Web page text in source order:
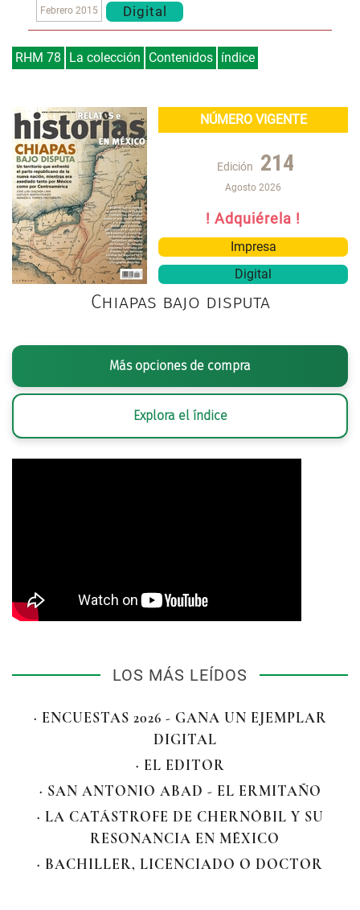
Febrero 2015 Digital
RHM 78 La colección Contenidos índice
NÚMERO VIGENTE
Edición 214
Agosto 2026
! Adquiérela !
Impresa
Digital
Chiapas bajo disputa
Más opciones de compra
Explora el índice
LOS MÁS LEÍDOS
· ENCUESTAS 2026 - GANA UN EJEMPLAR
DIGITAL
· EL EDITOR
· SAN ANTONIO ABAD - EL ERMITAÑO
· LA CATÁSTROFE DE CHERNÓBIL Y SU
RESONANCIA EN MÉXICO
· BACHILLER, LICENCIADO O DOCTOR